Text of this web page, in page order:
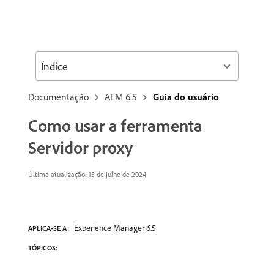
Documentação AEM 6.5 Guia do usuário
Como usar a ferramenta
Servidor proxy
Última atualização: 15 de julho de 2024
APLICA-SE A: Experience Manager 6.5
TÓPICOS:
Índice